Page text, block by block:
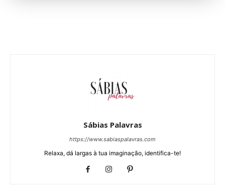
Sábias Palavras
https://www.sabiaspalavras.com
Relaxa, dá largas à tua imaginação, identifica-te!